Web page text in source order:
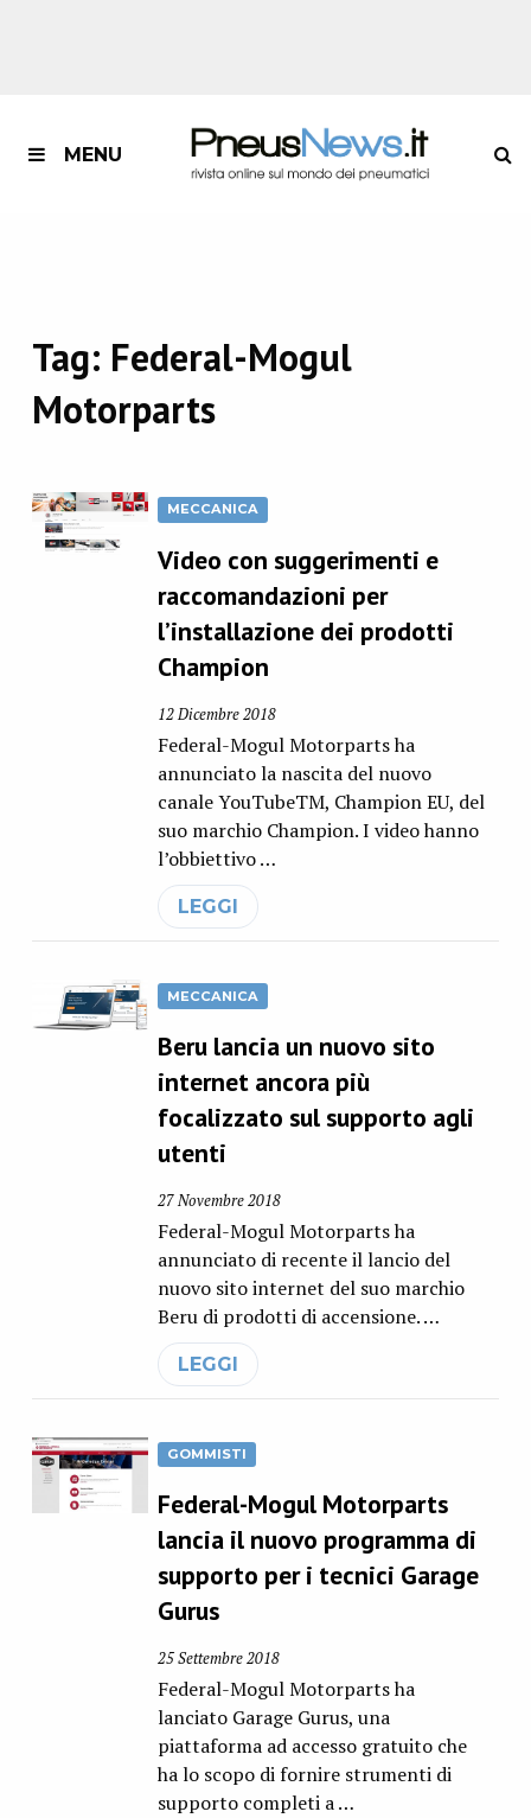
MENU
Tag: Federal-Mogul
Motorparts
MECCANICA
Video con suggerimenti e
raccomandazioni per
l’installazione dei prodotti
Champion
12 Dicembre 2018
Federal-Mogul Motorparts ha
annunciato la nascita del nuovo
canale YouTubeTM, Champion EU, del
suo marchio Champion. I video hanno
l’obbiettivo …
LEGGI
MECCANICA
Beru lancia un nuovo sito
internet ancora più
focalizzato sul supporto agli
utenti
27 Novembre 2018
Federal-Mogul Motorparts ha
annunciato di recente il lancio del
nuovo sito internet del suo marchio
Beru di prodotti di accensione. …
LEGGI
GOMMISTI
Federal-Mogul Motorparts
lancia il nuovo programma di
supporto per i tecnici Garage
Gurus
25 Settembre 2018
Federal-Mogul Motorparts ha
lanciato Garage Gurus, una
piattaforma ad accesso gratuito che
ha lo scopo di fornire strumenti di
supporto completi a …